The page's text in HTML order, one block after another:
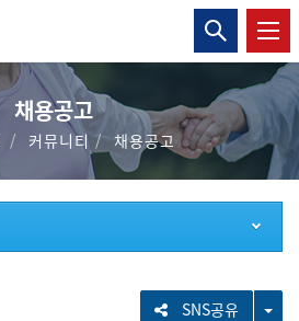
통
합
색
열
기
채용공고
커뮤니티 채용공고
SNS공유